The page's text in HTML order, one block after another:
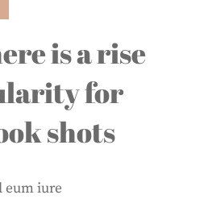
is a rise
for
shots
eum iure